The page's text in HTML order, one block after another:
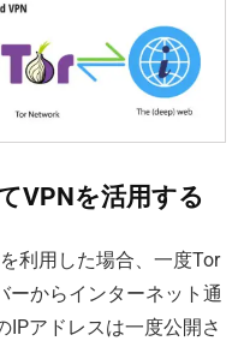
VPNを活用する
利用した場合、一度Tor
ーからインターネット通
IPアドレスは一度公開さ